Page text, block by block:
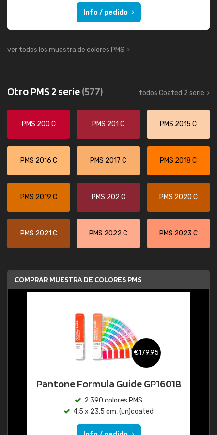
Info / pedido
ver todos los muestra de colores PMS
Otro PMS 2 serie(577) todos Coated 2 serie
PMS 200 C PMS 201 C PMS 2015 C
PMS 2016 C PMS 2017 C PMS 2018 C
PMS 2019 C PMS 202 C PMS 2020 C
PMS 2021 C PMS 2022 C PMS 2023 C
COMPRAR MUESTRA DE COLORES PMS
€179,95
Pantone Formula Guide GP1601B
2.390 colores PMS
4,5 x 23,5 cm, (un)coated